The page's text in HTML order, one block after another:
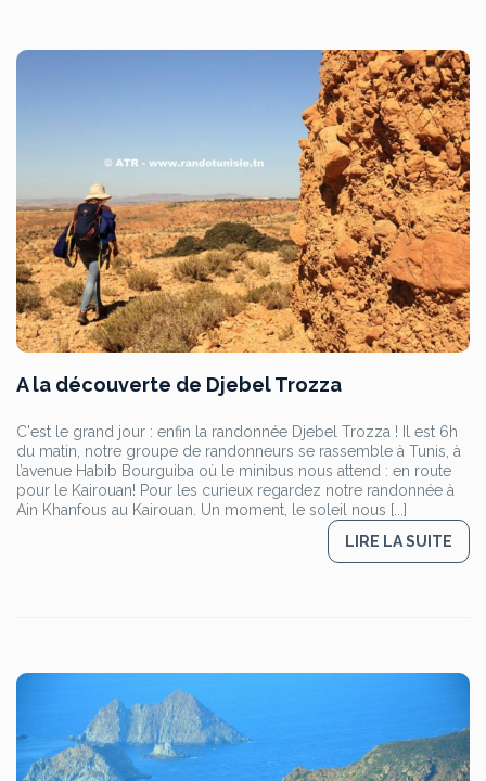
A la découverte de Djebel Trozza
C'est le grand jour : enfin la randonnée Djebel Trozza ! Il est 6h
du matin, notre groupe de randonneurs se rassemble à Tunis, à
l’avenue Habib Bourguiba où le minibus nous attend : en route
pour le Kairouan! Pour les curieux regardez notre randonnée à
Ain Khanfous au Kairouan. Un moment, le soleil nous [...]
LIRE LA SUITE